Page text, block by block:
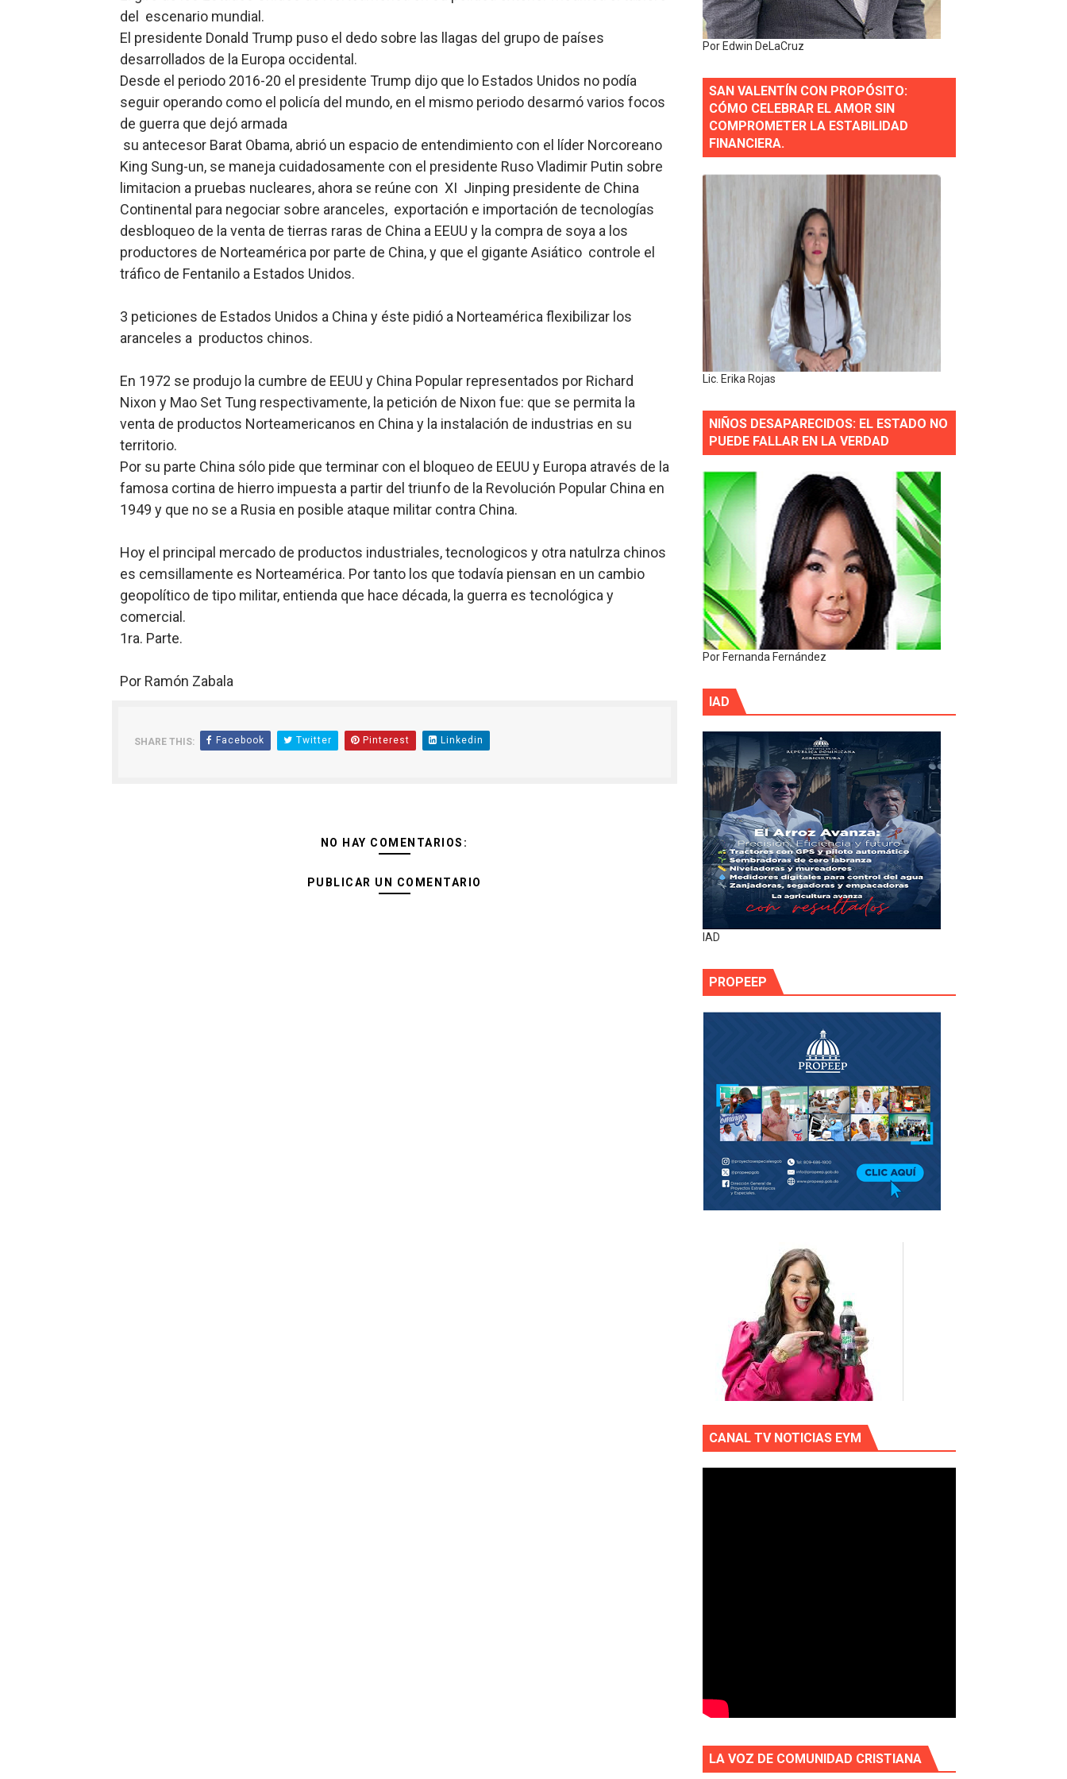
Lee Ballester a los que se forman como agentes “Todo el equipo de la DGM debe acogerse a normas éticas y ser garante de los derechos de
Operativo Interinstitucional “Compromiso Ambiental 2.0”
Trabajadores de la prensa y Obispado de la Provincia Santo Domingo Acuerdan Alianza Estratégica para Impulsar el Desarrollo de Santo
Ministerio de Cultura anuncia ganadores de Premios Anuales de Literatura 2026 y el de Historia 2025
Más de 180 dirigentes sindicales de las Américas se reúnen en República Dominicana para fortalecer el diálogo social y el trabajo decente
del escenario mundial.
El presidente Donald Trump puso el dedo sobre las llagas del grupo de países
desarrollados de la Europa occidental.
Desde el periodo 2016-20 el presidente Trump dijo que lo Estados Unidos no podía
seguir operando como el policía del mundo, en el mismo periodo desarmó varios focos
de guerra que dejó armada
su antecesor Barat Obama, abrió un espacio de entendimiento con el líder Norcoreano
King Sung-un, se maneja cuidadosamente con el presidente Ruso Vladimir Putin sobre
limitacion a pruebas nucleares, ahora se reúne con XI Jinping presidente de China
Continental para negociar sobre aranceles, exportación e importación de tecnologías
desbloqueo de la venta de tierras raras de China a EEUU y la compra de soya a los
productores de Norteamérica por parte de China, y que el gigante Asiático controle el
tráfico de Fentanilo a Estados Unidos.
3 peticiones de Estados Unidos a China y éste pidió a Norteamérica flexibilizar los
aranceles a productos chinos.
En 1972 se produjo la cumbre de EEUU y China Popular representados por Richard
Nixon y Mao Set Tung respectivamente, la petición de Nixon fue: que se permita la
venta de productos Norteamericanos en China y la instalación de industrias en su
territorio.
Por su parte China sólo pide que terminar con el bloqueo de EEUU y Europa através de la
famosa cortina de hierro impuesta a partir del triunfo de la Revolución Popular China en
1949 y que no se a Rusia en posible ataque militar contra China.
Hoy el principal mercado de productos industriales, tecnologicos y otra natulrza chinos
es cemsillamente es Norteamérica. Por tanto los que todavía piensan en un cambio
geopolítico de tipo militar, entienda que hace década, la guerra es tecnológica y
comercial.
1ra. Parte.
Por Ramón Zabala
SHARE THIS: Facebook Twitter Pinterest Linkedin
NO HAY COMENTARIOS:
PUBLICAR UN COMENTARIO
Por Edwin DeLaCruz
SAN VALENTÍN CON PROPÓSITO:
CÓMO CELEBRAR EL AMOR SIN
COMPROMETER LA ESTABILIDAD
FINANCIERA.
Lic. Erika Rojas
NIÑOS DESAPARECIDOS: EL ESTADO NO
PUEDE FALLAR EN LA VERDAD
Por Fernanda Fernández
IAD
IAD
PROPEEP
CANAL TV NOTICIAS EYM
LA VOZ DE COMUNIDAD CRISTIANA